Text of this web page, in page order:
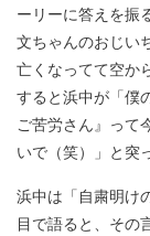
ーリーに答えを振
文ちゃんのおじい
亡くなってて空か
すると浜中が「僕
ご苦労さん』って
いで（笑）」と突
浜中は「自粛明け
目で語ると、その